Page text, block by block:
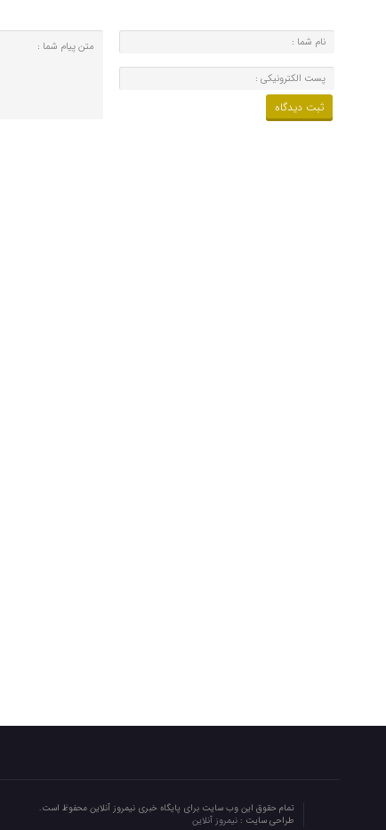
تمام حقوق این وب سایت برای پایگاه خبری نیمروز آنلاین محفوظ است.
طراحی سایت : نیمروز آنلاین